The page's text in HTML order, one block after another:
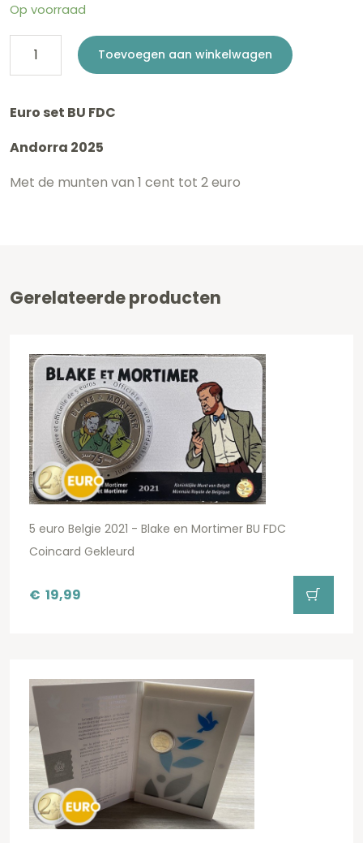
Op voorraad
Euro
set
Andorra
2025
Toevoegen aan winkelwagen
Euro set BU FDC
Andorra 2025
Met de munten van 1 cent tot 2 euro
Gerelateerde producten
5 euro Belgie 2021 - Blake en Mortimer BU FDC
Coincard Gekleurd
€ 19,99